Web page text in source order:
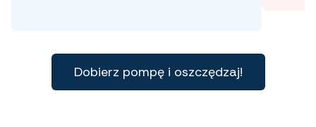
Dobierz pompę i oszczędzaj!